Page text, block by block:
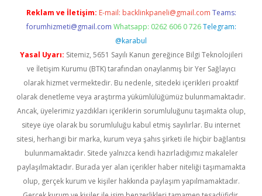
Reklam ve İletişim: E-mail: backlinkpaneli@gmail.com Teams:
forumhizmeti@gmail.com Whatsapp: 0262 606 0 726 Telegram:
@karabul
Yasal Uyarı: Sitemiz, 5651 Sayılı Kanun gereğince Bilgi Teknolojileri
ve İletişim Kurumu (BTK) tarafından onaylanmış bir Yer Sağlayıcı
olarak hizmet vermektedir. Bu nedenle, sitedeki içerikleri proaktif
olarak denetleme veya araştırma yükümlülüğümüz bulunmamaktadır.
Ancak, üyelerimiz yazdıkları içeriklerin sorumluluğunu taşımakta olup,
siteye üye olarak bu sorumluluğu kabul etmiş sayılırlar. Bu internet
sitesi, herhangi bir marka, kurum veya şahıs şirketi ile hiçbir bağlantısı
bulunmamaktadır. Sitede yalnızca kendi hazırladığımız makaleler
paylaşılmaktadır. Burada yer alan içerikler haber niteliği taşımamakta
olup, gerçek kurum ve kişiler hakkında paylaşım yapılmamaktadır.